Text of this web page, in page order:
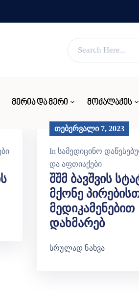
ᲛᲔᲠᲘᲐ ᲓᲐ ᲛᲔᲠᲘ ᲛᲝᲥᲐᲚᲐᲥᲔᲡ
თებერვალი 7, 2023
In სამედიცინო
და აფთიაქები
Შშმ Ბავშვის
Მქონე
Მედიკამენებით
Დახმარებ
სრულად ნახვა